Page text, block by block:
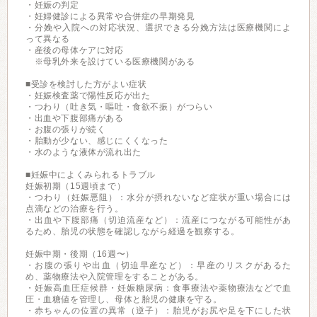
・妊娠の判定
・妊婦健診による異常や合併症の早期発見
・分娩や入院への対応状況、選択できる分娩方法は医療機関によ
って異なる
・産後の母体ケアに対応
※母乳外来を設けている医療機関がある
■受診を検討した方がよい症状
・妊娠検査薬で陽性反応が出た
・つわり（吐き気・嘔吐・食欲不振）がつらい
・出血や下腹部痛がある
・お腹の張りが続く
・胎動が少ない、感じにくくなった
・水のような液体が流れ出た
■妊娠中によくみられるトラブル
妊娠初期（15週頃まで）
・つわり（妊娠悪阻）：水分が摂れないなど症状が重い場合には
点滴などの治療を行う。
・出血や下腹部痛（切迫流産など）：流産につながる可能性があ
るため、胎児の状態を確認しながら経過を観察する。
妊娠中期・後期（16週〜）
・お腹の張りや出血（切迫早産など）：早産のリスクがあるた
め、薬物療法や入院管理をすることがある。
・妊娠高血圧症候群・妊娠糖尿病：食事療法や薬物療法などで血
圧・血糖値を管理し、母体と胎児の健康を守る。
・赤ちゃんの位置の異常（逆子）：胎児がお尻や足を下にした状